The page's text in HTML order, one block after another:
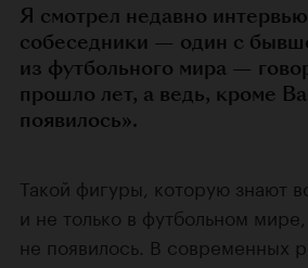
Я смотрел недавно
собеседники — один с
из футбольного мира —
прошло лет, а ведь, кроме
появилось».
Такой фигуры, которую знают
и не только в футбольном
не появилось. В современных